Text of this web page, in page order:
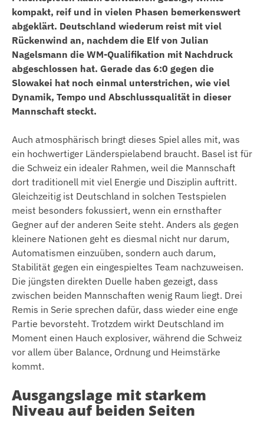
kompakt, reif und in vielen Phasen bemerkenswert
abgeklärt. Deutschland wiederum reist mit viel
Rückenwind an, nachdem die Elf von Julian
Nagelsmann die WM-Qualifikation mit Nachdruck
abgeschlossen hat. Gerade das 6:0 gegen die
Slowakei hat noch einmal unterstrichen, wie viel
Dynamik, Tempo und Abschlussqualität in dieser
Mannschaft steckt.
Auch atmosphärisch bringt dieses Spiel alles mit, was
ein hochwertiger Länderspielabend braucht. Basel ist für
die Schweiz ein idealer Rahmen, weil die Mannschaft
dort traditionell mit viel Energie und Disziplin auftritt.
Gleichzeitig ist Deutschland in solchen Testspielen
meist besonders fokussiert, wenn ein ernsthafter
Gegner auf der anderen Seite steht. Anders als gegen
kleinere Nationen geht es diesmal nicht nur darum,
Automatismen einzuüben, sondern auch darum,
Stabilität gegen ein eingespieltes Team nachzuweisen.
Die jüngsten direkten Duelle haben gezeigt, dass
zwischen beiden Mannschaften wenig Raum liegt. Drei
Remis in Serie sprechen dafür, dass wieder eine enge
Partie bevorsteht. Trotzdem wirkt Deutschland im
Moment einen Hauch explosiver, während die Schweiz
vor allem über Balance, Ordnung und Heimstärke
kommt.
Ausgangslage mit starkem
Niveau auf beiden Seiten